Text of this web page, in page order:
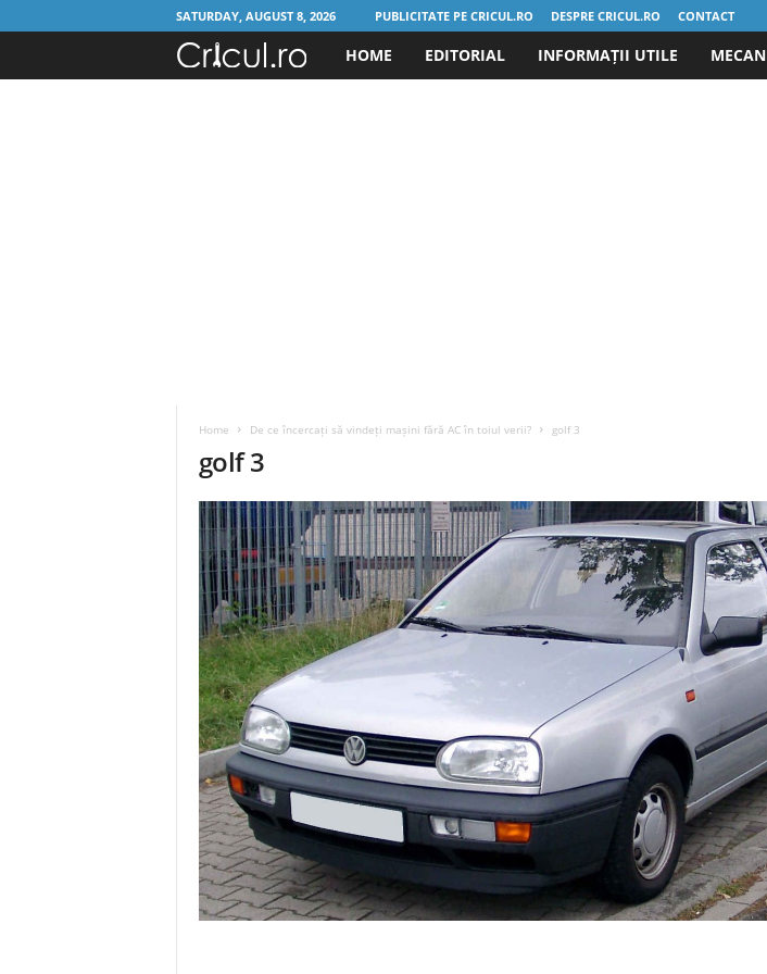
SATURDAY, AUGUST 8, 2026 PUBLICITATE PE CRICUL.RO DESPRE CRICUL.RO CONTACT
o
HOME EDITORIAL INFORMAȚII UTILE
Home De ce încercați să vindeți mașini fără AC în toiul verii? golf 3
golf 3